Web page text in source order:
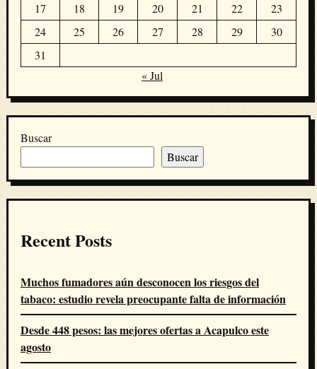
17
18 19 20 21 22
23
24
25 26 27 28 29
30
31
« Jul
Buscar
Buscar
Recent Posts
Muchos fumadores aún desconocen los riesgos del
tabaco: estudio revela preocupante falta de información
Desde 448 pesos: las mejores ofertas a Acapulco este
agosto